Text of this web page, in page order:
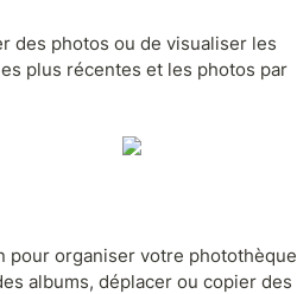
des photos ou de visualiser les
plus récentes et les photos par
pour organiser votre photothèque
albums, déplacer ou copier des